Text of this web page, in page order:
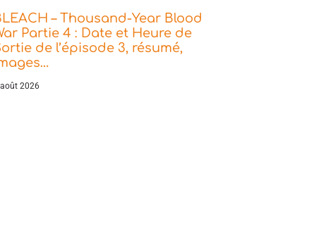
– Thousand-Year Blood
Partie 4 : Date et Heure de
de l’épisode 3, résumé,
2026